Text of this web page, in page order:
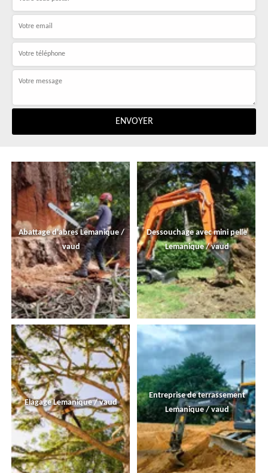
Abattage d'abres Lemanique /
vaud
Dessouchage avec mini pelle
Lemanique / vaud
Elagage Lemanique / vaud
Entreprise de terrassement
Lemanique / vaud